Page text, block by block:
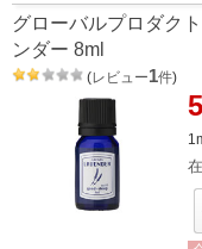
グローバルプロダク
ンダー 8ml
(レビュー1件)